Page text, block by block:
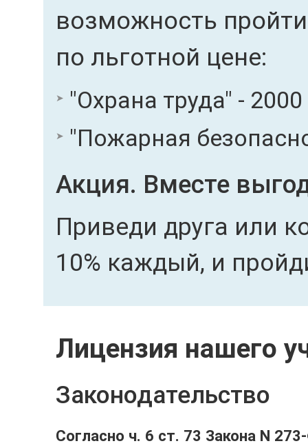
возможность
по льготной цене:
"Охрана труда" -
"Пожарная
Акция. Вместе
Приведи друга или
10% каждый, и
Лицензия нашего
Законодательство
Согласно ч. 6 ст. 73 Закона N